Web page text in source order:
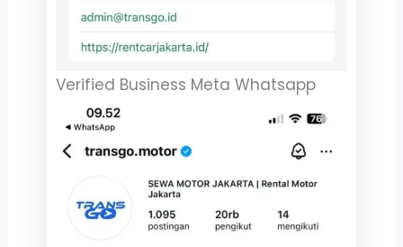
Verified Business Meta Whatsapp